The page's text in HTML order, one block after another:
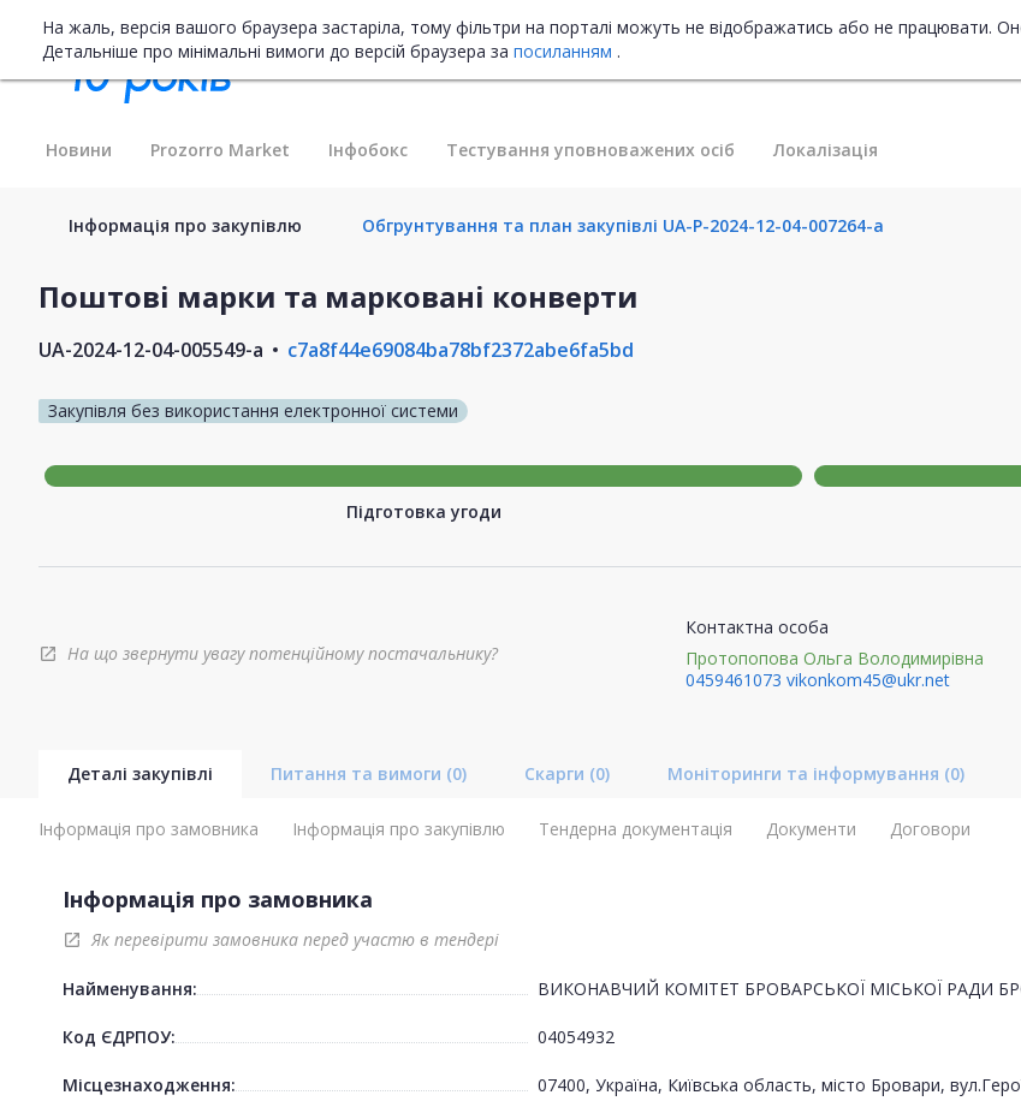
На жаль, версія вашого браузера застаріла, тому фільтри на порталі можуть не відображатись або не працювати.
Детальніше про мінімальні вимоги до версій браузера за посиланням .
Новини Prozorro Market Інфобокс Тестування уповноважених осіб Локалізація
Інформація про закупівлю Обгрунтування та план закупівлі UA-P-2024-12-04-007264-a
Поштові марки та марковані конверти
UA-2024-12-04-005549-a c7a8f44e69084ba78bf2372abe6fa5bd
Закупівля без використання електронної системи
Підготовка угоди
open_in_new На що звернути увагу потенційному постачальнику?
Контактна особа
Протопопова Ольга Володимирівна
0459461073 vikonkom45@ukr.net
Деталі закупівлі Питання та вимоги (0) Скарги (0) Моніторинги та інформування (0)
Інформація про замовника Інформація про закупівлю Тендерна документація Документи Договори
Інформація про замовника
open_in_new Як перевірити замовника перед участю в тендері
Найменування: ВИКОНАВЧИЙ КОМІТЕТ БРОВАРСЬКОЇ МІСЬКОЇ РАДИ
Код ЄДРПОУ: 04054932
Місцезнаходження: 07400, Україна, Київська область, місто Бровари,